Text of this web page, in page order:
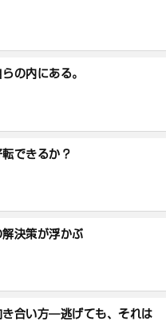
の内にある。
できるか？
決策が浮かぶ
き合い方―逃げても、それは